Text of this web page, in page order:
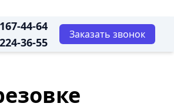
44-64
36-55
Заказать звонок